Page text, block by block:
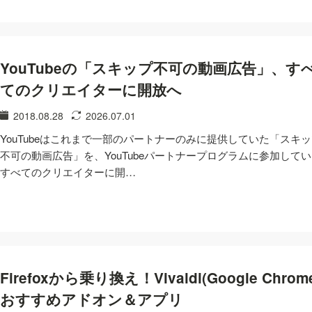
YouTubeの「スキップ不可の動画広告」、す
てのクリエイターに開放へ
2018.08.28 2026.07.01
YouTubeはこれまで一部のパートナーのみに提供していた「スキ
不可の動画広告」を、YouTubeパートナープログラムに参加して
すべてのクリエイターに開…
Firefoxから乗り換え！Vivaldi(Google
おすすめアドオン＆アプリ